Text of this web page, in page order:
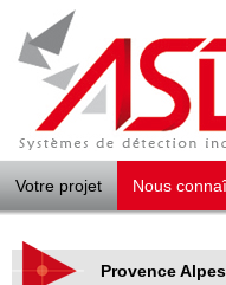
Votre projet Nous
Provence
Panneau de gestion des